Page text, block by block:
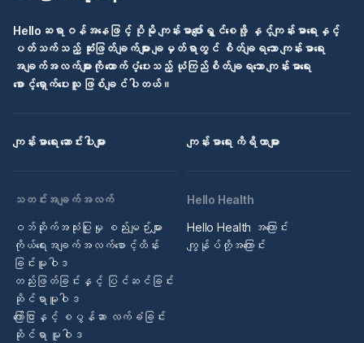
Helloဆရာဝန်အနေဖြင့် ပိုမို ကျန်းမာပျော်ရွှင်စေဖို့ နှင့်ကျန်းမာရေးနှင့်
ပတ်သက်သည့် ဆုံးဖြတ်ချက်များ ချမှတ်ရာတွင် စိတ်ချရသော ကျန်းမာရေး
အချက်အလက်များကို ထောက်ပံ့ပေးသည့် ယုံကြည်စိတ်ချရသော ကျန်းမာရေး
စောင့်ရှောက်ပေးသူ ဖြစ်ချင်ပါတယ်။
ကျန်းမာရေး ဆောင်းပါးများ ကျန်းမာရေး ကိရိယာများ
သတင်းအချက်အလက်
ဝဘ်ဆိုက်အသုံးပြုမှု စည်းမျဉ်းများ
ကိုယ်ရေးအချက်အလက်စောင့်ထိန်း
ခြင်းမူဝါဒ
တည်းဖြတ်ခြင်းနှင့် ပြင်ဆင်ခြင်း
ဆိုင်ရာမူဝါဒ
ကြော်ငြာနှင့် စပွန်ဆာ လက်ခံခြင်း
ဆိုင်ရာ မူဝါဒ
Hello Health
Hello Health အကြောင်း
ကျွန်ုပ်တို့အကြောင်း